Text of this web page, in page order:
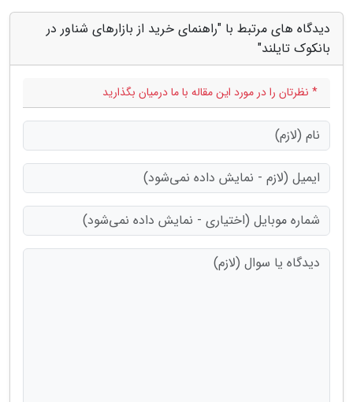
دیدگاه های مرتبط با "راهنمای خرید از بازارهای شناور در
بانکوک تایلند"
* نظرتان را در مورد این مقاله با ما درمیان بگذارید